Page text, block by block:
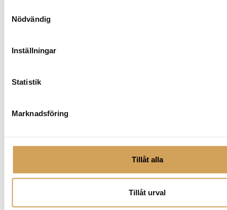
Nödvändig
Inställningar
Statistik
Marknadsföring
Tillåt alla
Tillåt urval
Primare Pre35 Dac DM36
Den
här
produkten